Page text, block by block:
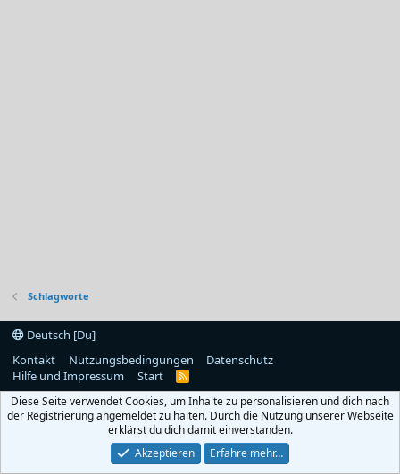
Schlagworte
Deutsch [Du]
Kontakt
Nutzungsbedingungen
Datenschutz
Hilfe und Impressum
Start
R
S
Diese Seite verwendet Cookies, um Inhalte zu personalisieren und dich nach
der Registrierung angemeldet zu halten. Durch die Nutzung unserer Webseite
erklärst du dich damit einverstanden.
Akzeptieren
Erfahre mehr…